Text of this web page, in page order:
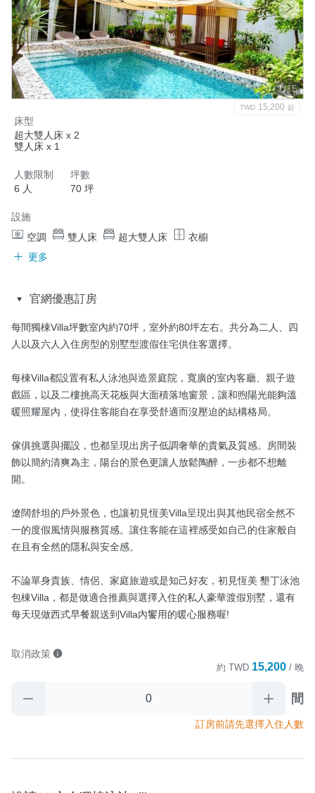
1/15
TWD 15,200 起
床型
超大雙人床 x 2
雙人床 x 1
人數限制
6 人
坪數
70 坪
設施
空調
雙人床 超大雙人床
衣櫥
更多
官網優惠訂房
每間獨棟Villa坪數室內約70坪，室外約80坪左右。共分為二人、四
人以及六人入住房型的別墅型渡假住宅供住客選擇。
每棟Villa都設置有私人泳池與造景庭院，寬廣的室內客廳、親子遊
戲區，以及二樓挑高天花板與大面積落地窗景，讓和煦陽光能夠溫
暖照耀屋內，使得住客能自在享受舒適而沒壓迫的結構格局。
傢俱挑選與擺設，也都呈現出房子低調奢華的貴氣及質感。房間裝
飾以簡約清爽為主，陽台的景色更讓人放鬆陶醉，一步都不想離
開。
遼闊舒坦的戶外景色，也讓初見恆美Villa呈現出與其他民宿全然不
一的度假風情與服務質感。讓住客能在這裡感受如自己的住家般自
在且有全然的隱私與安全感。
不論單身貴族、情侶、家庭旅遊或是知己好友，初見恆美 墾丁泳池
包棟Villa，都是做適合推薦與選擇入住的私人豪華渡假別墅，還有
每天現做西式早餐親送到Villa內饗用的暖心服務喔!
取消政策
約 TWD 15,200 / 晚
間
訂房前請先選擇入住人數